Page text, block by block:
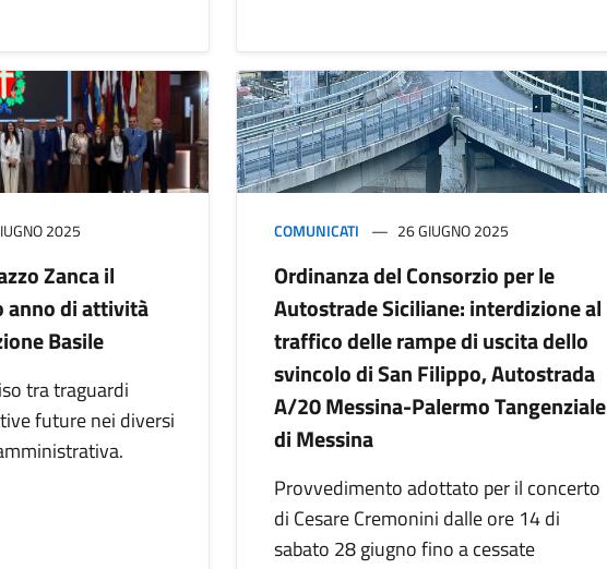
2025
Zanca il
anno di attività
Basile
tra traguardi
future nei diversi
COMUNICATI 26 GIUGNO 2025
Ordinanza del Consorzio per le
Autostrade Siciliane: interdizione al
traffico delle rampe di uscita dello
svincolo di San Filippo, Autostrada
A/20 Messina-Palermo Tangenziale
di Messina
Provvedimento adottato per il concerto
di Cesare Cremonini dalle ore 14 di
sabato 28 giugno fino a cessate